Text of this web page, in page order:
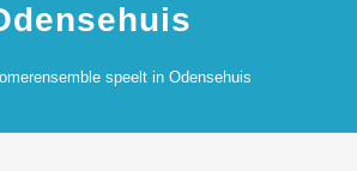
speelt in Odensehuis